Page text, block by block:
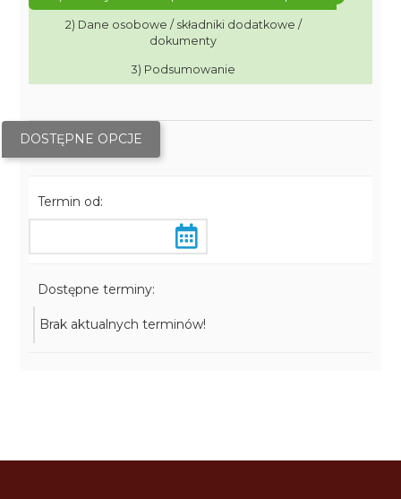
2) Dane osobowe / składniki dodatkowe /
dokumenty
3) Podsumowanie
DOSTĘPNE OPCJE
Termin od:
Dostępne terminy:
Brak aktualnych terminów!